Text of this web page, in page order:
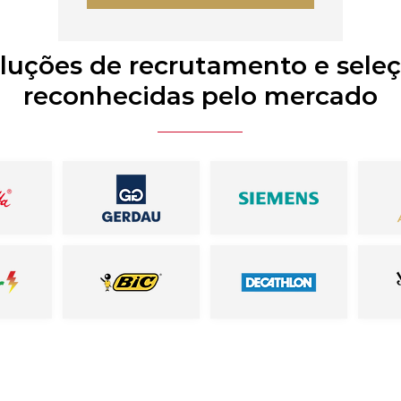
de recrutamento e
reconhecidas pelo mercado